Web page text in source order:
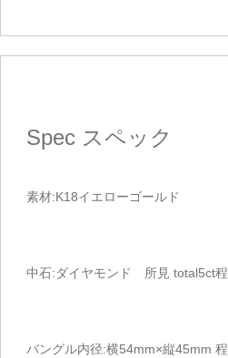
Spec スペック
素材:K18イエローゴールド
中石:ダイヤモンド 所見 total5ct
バングル内径:横54mm×縦45mm